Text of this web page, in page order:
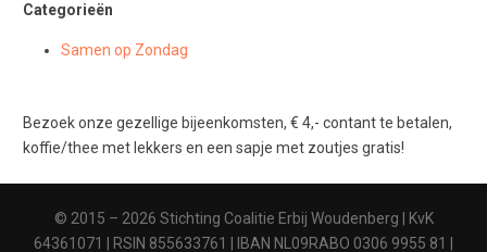
Categorieën
Samen op Zondag
Bezoek onze gezellige bijeenkomsten, € 4,- contant te betalen,
koffie/thee met lekkers en een sapje met zoutjes gratis!
© 2015 – 2026 Stichting Coalitie Erbij Woudenberg | KvK
64361071 | RSIN 855633761 | IBAN NL09RABO 0306 9955 81 |